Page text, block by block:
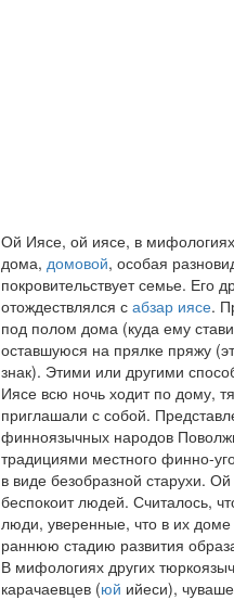
Ой Иясе, ой иясе, в мифологиях
дома, домовой, особая
покровительствует семье. Его
отождествлялся с абзар иясе.
под полом дома (куда ему
оставшуюся на прялке пряжу
знак). Этими или другими
Иясе всю ночь ходит по дому,
приглашали с собой.
финноязычных народов
традициями местного финно-
в виде безобразной старухи.
беспокоит людей. Считалось,
люди, уверенные, что в их
раннюю стадию развития
В мифологиях других
карачаевцев (юй ийеси),